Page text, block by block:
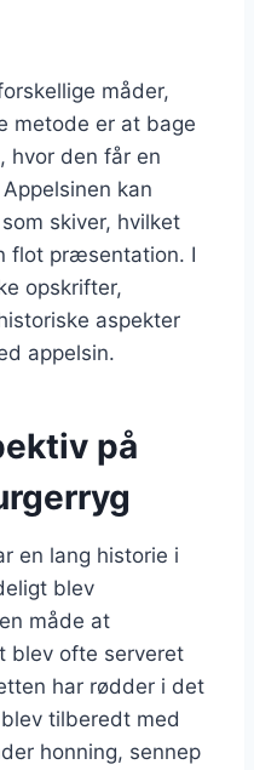
måder,
metode er at bage
hvor den får en
kan
skiver, hvilket
flot præsentation. I
opskrifter,
aspekter
appelsin.
på
en lang historie i
blev
måde at
blev ofte serveret
har rødder i det
tilberedt med
honning, sennep